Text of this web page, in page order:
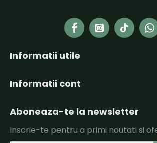
Informatii utile
Informatii cont
Aboneaza-te la newsletter
Inscrie-te pentru a primi noutati si